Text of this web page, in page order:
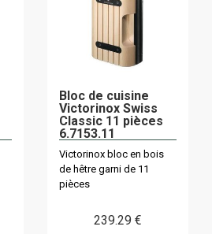
Bloc de cuisine
Victorinox Swiss
Classic 11 pièces
6.7153.11
Victorinox bloc en bois
de hêtre garni de 11
pièces
239.29 €